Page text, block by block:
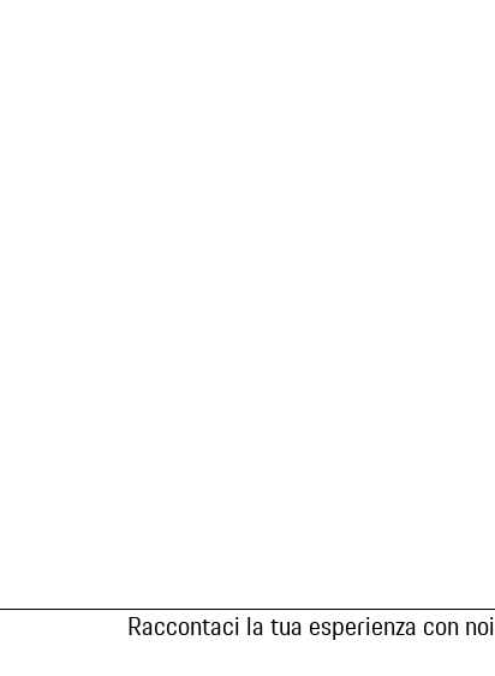
Raccontaci la tua esperienza con noi